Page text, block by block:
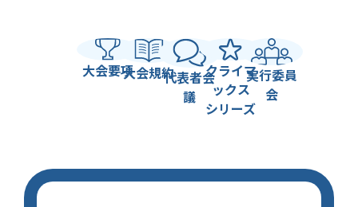
大会要項大会規約代表者会
議
クライマ
ックス
シリーズ
実行委員
会